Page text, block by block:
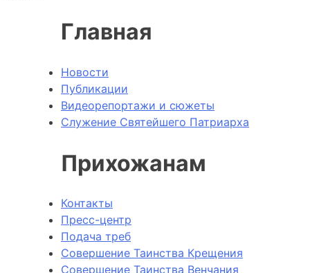
Главная
Новости
Публикации
Видеорепортажи и сюжеты
Служение Святейшего Патриарха
Прихожанам
Контакты
Пресс-центр
Подача треб
Совершение Таинства Крещения
Совершение Таинства Венчания